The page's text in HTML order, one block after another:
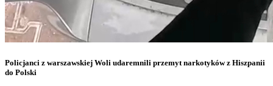
Policjanci z warszawskiej Woli udaremnili przemyt narkotyków z Hiszpanii
do Polski